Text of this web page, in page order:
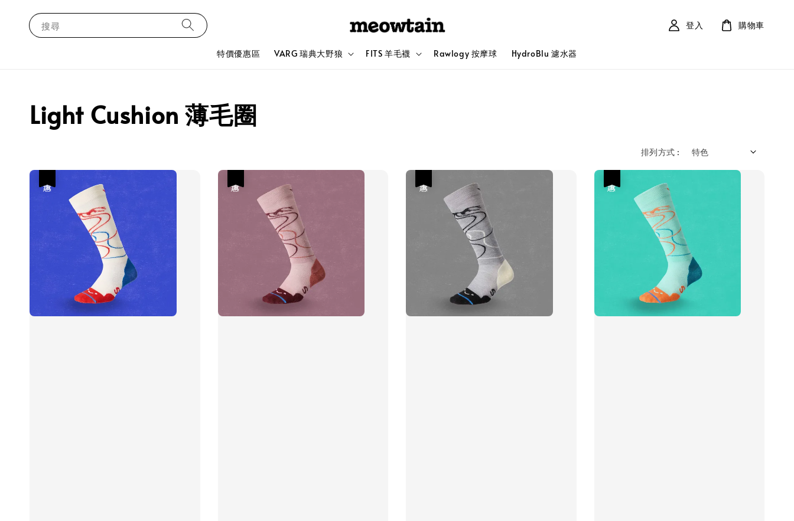
搜尋
特價優惠區 VARG 瑞典大野狼 FITS 羊毛襪 Rawlogy 按摩球 HydroBlu 濾水器
登入 購物車
Light Cushion 薄毛圈
排列方式 :